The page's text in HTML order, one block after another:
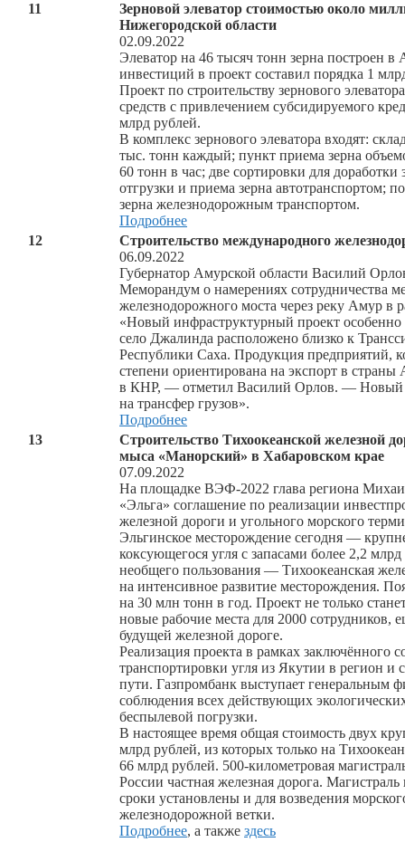
11
Зерновой элеватор стоимостью около
Нижегородской области
02.09.2022
Элеватор на 46 тысяч тонн зерна построен
инвестиций в проект составил порядка 1
Проект по строительству зернового
средств с привлечением субсидируемого
млрд рублей.
В комплекс зернового элеватора входят:
тыс. тонн каждый; пункт приема зерна
60 тонн в час; две сортировки для
отгрузки и приема зерна автотранспортом;
зерна железнодорожным транспортом.
Подробнее
12
Строительство международного
06.09.2022
Губернатор Амурской области Василий
Меморандум о намерениях сотрудничества
железнодорожного моста через реку Амур
«Новый инфраструктурный проект
село Джалинда расположено близко к
Республики Саха. Продукция предприятий,
степени ориентирована на экспорт в страны
в КНР, — отметил Василий Орлов. — Новый
на трансфер грузов».
Подробнее
13
Строительство Тихоокеанской железной
мыса «Манорский» в Хабаровском крае
07.09.2022
На площадке ВЭФ-2022 глава региона
«Эльга» соглашение по реализации
железной дороги и угольного морского
Эльгинское месторождение сегодня —
коксующегося угля с запасами более 2,2
необщего пользования — Тихоокеанская
на интенсивное развитие месторождения.
на 30 млн тонн в год. Проект не только
новые рабочие места для 2000 сотрудников,
будущей железной дороге.
Реализация проекта в рамках заключённого
транспортировки угля из Якутии в регион
пути. Газпромбанк выступает генеральным
соблюдения всех действующих
беспылевой погрузки.
В настоящее время общая стоимость двух
млрд рублей, из которых только на
66 млрд рублей. 500-километровая
России частная железная дорога.
сроки установлены и для возведения
железнодорожной ветки.
Подробнее, а также здесь